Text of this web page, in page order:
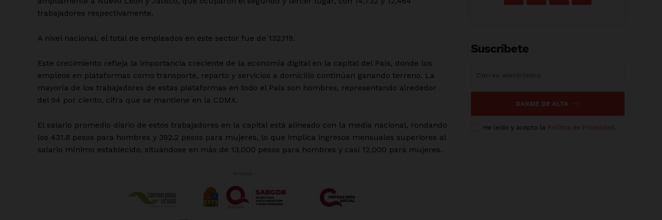
trabajadores respectivamente.
A nivel nacional, el total de empleados en este sector fue de 132,119.
Este crecimiento refleja la importancia creciente de la economía digital en la capital del País, donde los
empleos en plataformas como transporte, reparto y servicios a domicilio continúan ganando terreno. La
mayoría de los trabajadores de estas plataformas en todo el País son hombres, representando alrededor
del 94 por ciento, cifra que se mantiene en la CDMX.
El salario promedio diario de estos trabajadores en la capital está alineado con la media nacional, rondando
los 431.8 pesos para hombres y 392.2 pesos para mujeres, lo que implica ingresos mensuales superiores al
salario mínimo establecido, situándose en más de 13,000 pesos para hombres y casi 12,000 para mujeres.
Suscríbete
DARME DE ALTA
He leído y acepto la Política de Privacidad .